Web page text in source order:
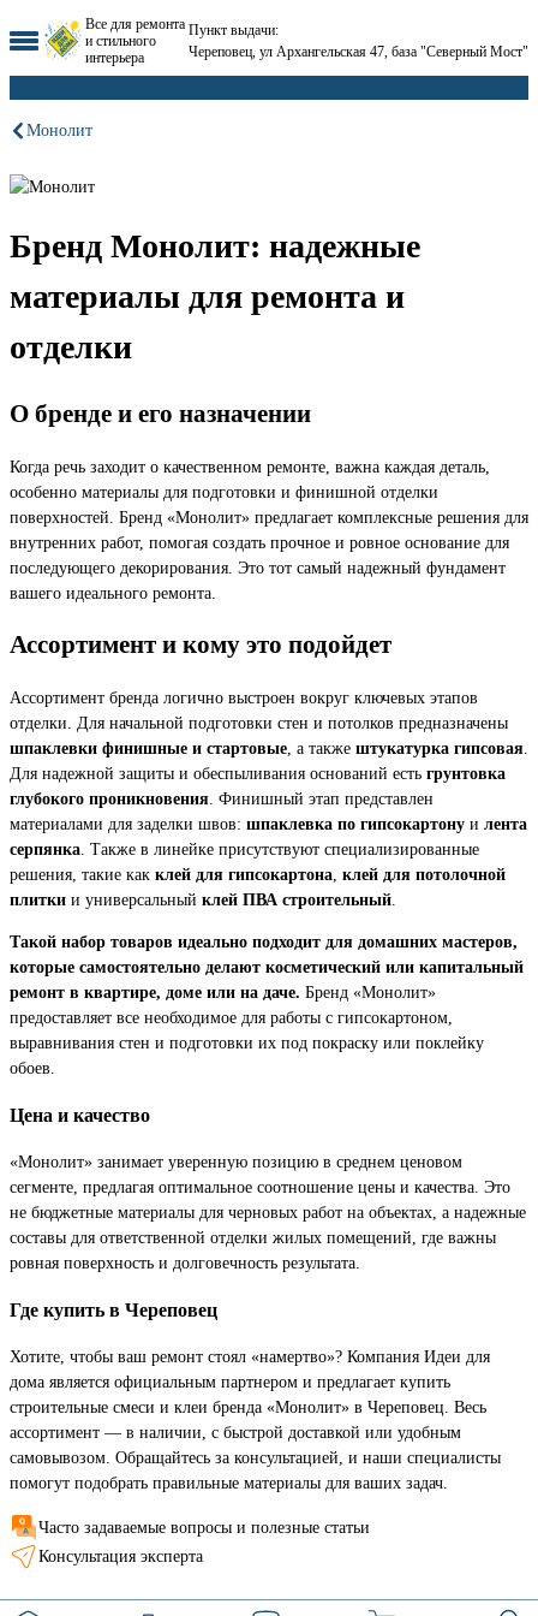
Все для ремонта
и стильного
интерьера
Пункт выдачи:
Череповец, ул Архангельская 47, база "Северный Мост"
Монолит
Бренд Монолит: надежные
материалы для ремонта и
отделки
О бренде и его назначении
Когда речь заходит о качественном ремонте, важна каждая деталь,
особенно материалы для подготовки и финишной отделки
поверхностей. Бренд «Монолит» предлагает комплексные решения для
внутренних работ, помогая создать прочное и ровное основание для
последующего декорирования. Это тот самый надежный фундамент
вашего идеального ремонта.
Ассортимент и кому это подойдет
Ассортимент бренда логично выстроен вокруг ключевых этапов
отделки. Для начальной подготовки стен и потолков предназначены
шпаклевки финишные и стартовые , а также штукатурка гипсовая
Для надежной защиты и обеспыливания оснований есть грунтовка
глубокого проникновения . Финишный этап представлен
материалами для заделки швов: шпаклевка по гипсокартону и лента
серпянка . Также в линейке присутствуют специализированные
решения, такие как клей для гипсокартона клей для потолочной
плитки и универсальный клей ПВА строительный
Такой набор товаров идеально подходит для домашних мастеров,
которые самостоятельно делают косметический или капитальный
ремонт в квартире, доме или на даче. Бренд «Монолит»
предоставляет все необходимое для работы с гипсокартоном,
выравнивания стен и подготовки их под покраску или поклейку
обоев.
Цена и качество
«Монолит» занимает уверенную позицию в среднем ценовом
сегменте, предлагая оптимальное соотношение цены и качества. Это
не бюджетные материалы для черновых работ на объектах, а надежные
составы для ответственной отделки жилых помещений, где важны
ровная поверхность и долговечность результата.
Где купить в Череповец
Хотите, чтобы ваш ремонт стоял «намертво»? Компания Идеи для
дома является официальным партнером и предлагает купить
строительные смеси и клеи бренда «Монолит» в Череповец. Весь
ассортимент — в наличии, с быстрой доставкой или удобным
самовывозом. Обращайтесь за консультацией, и наши специалисты
помогут подобрать правильные материалы для ваших задач.
Часто задаваемые вопросы и полезные статьи
Консультация эксперта